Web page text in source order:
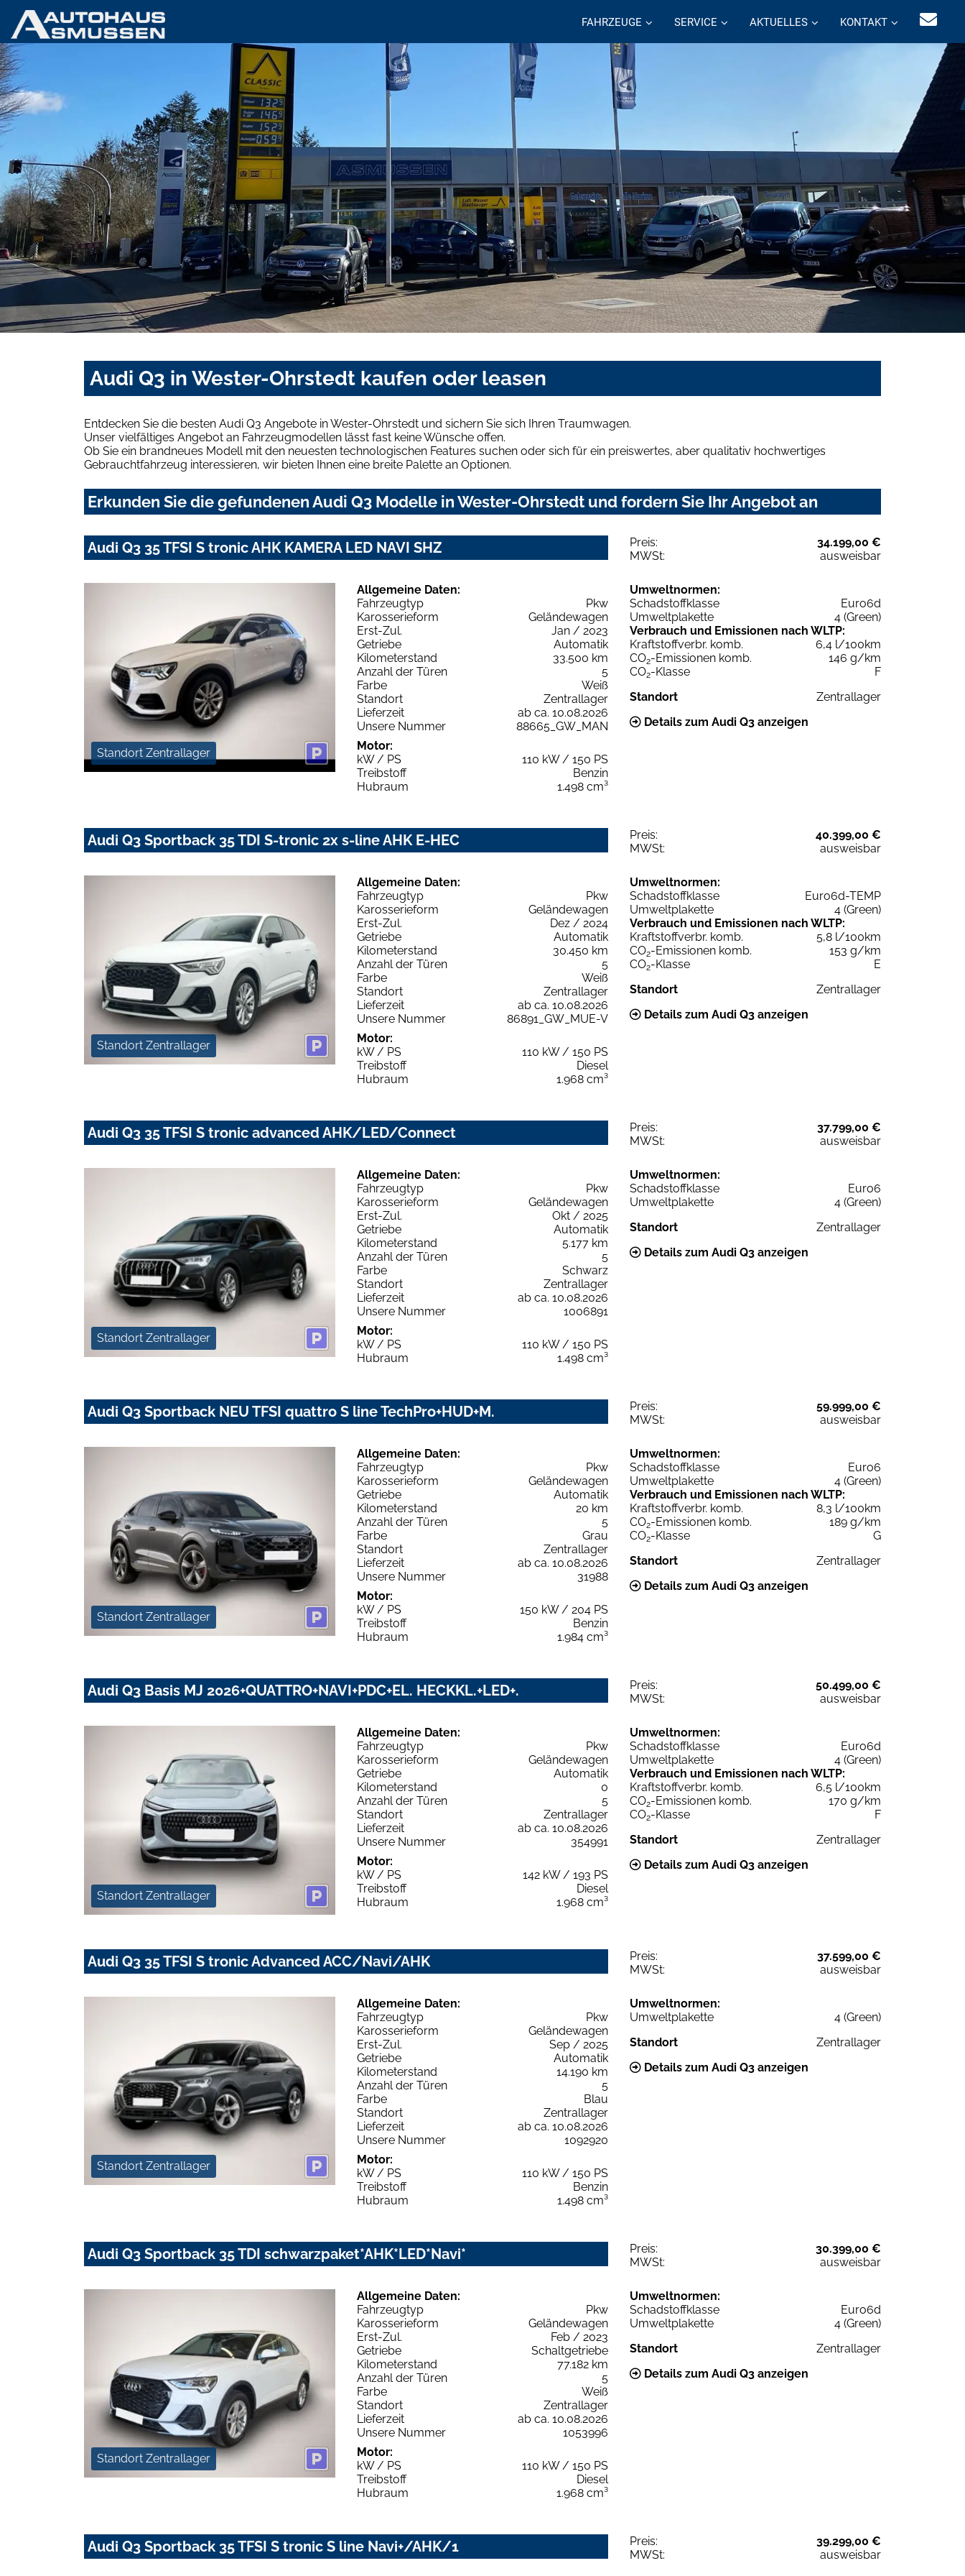
FAHRZEUGE SERVICE AKTUELLES KONTAKT
Audi Q3 in Wester-Ohrstedt kaufen oder leasen
Entdecken Sie die besten Audi Q3 Angebote in Wester-Ohrstedt und sichern Sie sich Ihren Traumwagen.
Unser vielfältiges Angebot an Fahrzeugmodellen lässt fast keine Wünsche offen.
Ob Sie ein brandneues Modell mit den neuesten technologischen Features suchen oder sich für ein preiswertes, aber qualitativ hochwertiges
Gebrauchtfahrzeug interessieren, wir bieten Ihnen eine breite Palette an Optionen.
Erkunden Sie die gefundenen Audi Q3 Modelle in Wester-Ohrstedt und fordern Sie Ihr Angebot an
Audi Q3 35 TFSI S tronic AHK KAMERA LED NAVI SHZ Preis:
34.199,00 €
MWSt:
ausweisbar
Standort Zentrallager
Allgemeine Daten:
Fahrzeugtyp
Pkw
Karosserieform
Geländewagen
Erst-Zul.
Jan / 2023
Getriebe
Automatik
Kilometerstand
33.500 km
Anzahl der Türen
5
Farbe
Weiß
Standort
Zentrallager
Lieferzeit
ab ca. 10.08.2026
Unsere Nummer
88665_GW_MAN
Motor:
kW / PS
110 kW / 150 PS
Treibstoff
Benzin
Hubraum
1.498 cm³
Umweltnormen:
Schadstoffklasse
Euro6d
Umweltplakette
4 (Green)
Verbrauch und Emissionen nach WLTP:
Kraftstoffverbr. komb.
6,4 l/100km
CO2-Emissionen komb.
146 g/km
CO2-Klasse
F
Standort
Zentrallager
Details zum Audi Q3 anzeigen
Audi Q3 Sportback 35 TDI S-tronic 2x s-line AHK E-HEC Preis:
40.399,00 €
MWSt:
ausweisbar
Standort Zentrallager
Allgemeine Daten:
Fahrzeugtyp
Pkw
Karosserieform
Geländewagen
Erst-Zul.
Dez / 2024
Getriebe
Automatik
Kilometerstand
30.450 km
Anzahl der Türen
5
Farbe
Weiß
Standort
Zentrallager
Lieferzeit
ab ca. 10.08.2026
Unsere Nummer
86891_GW_MUE-V
Motor:
kW / PS
110 kW / 150 PS
Treibstoff
Diesel
Hubraum
1.968 cm³
Umweltnormen:
Schadstoffklasse
Euro6d-TEMP
Umweltplakette
4 (Green)
Verbrauch und Emissionen nach WLTP:
Kraftstoffverbr. komb.
5,8 l/100km
CO2-Emissionen komb.
153 g/km
CO2-Klasse
E
Standort
Zentrallager
Details zum Audi Q3 anzeigen
Audi Q3 35 TFSI S tronic advanced AHK/LED/Connect Preis:
37.799,00 €
MWSt:
ausweisbar
Standort Zentrallager
Allgemeine Daten:
Fahrzeugtyp
Pkw
Karosserieform
Geländewagen
Erst-Zul.
Okt / 2025
Getriebe
Automatik
Kilometerstand
5.177 km
Anzahl der Türen
5
Farbe
Schwarz
Standort
Zentrallager
Lieferzeit
ab ca. 10.08.2026
Unsere Nummer
1006891
Motor:
kW / PS
110 kW / 150 PS
Hubraum
1.498 cm³
Umweltnormen:
Schadstoffklasse
Euro6
Umweltplakette
4 (Green)
Standort
Zentrallager
Details zum Audi Q3 anzeigen
Audi Q3 Sportback NEU TFSI quattro S line TechPro+HUD+M. Preis:
59.999,00 €
MWSt:
ausweisbar
Standort Zentrallager
Allgemeine Daten:
Fahrzeugtyp
Pkw
Karosserieform
Geländewagen
Getriebe
Automatik
Kilometerstand
20 km
Anzahl der Türen
5
Farbe
Grau
Standort
Zentrallager
Lieferzeit
ab ca. 10.08.2026
Unsere Nummer
31988
Motor:
kW / PS
150 kW / 204 PS
Treibstoff
Benzin
Hubraum
1.984 cm³
Umweltnormen:
Schadstoffklasse
Euro6
Umweltplakette
4 (Green)
Verbrauch und Emissionen nach WLTP:
Kraftstoffverbr. komb.
8,3 l/100km
CO2-Emissionen komb.
189 g/km
CO2-Klasse
G
Standort
Zentrallager
Details zum Audi Q3 anzeigen
Audi Q3 Basis MJ 2026+QUATTRO+NAVI+PDC+EL. HECKKL.+LED+. Preis:
50.499,00 €
MWSt:
ausweisbar
Standort Zentrallager
Allgemeine Daten:
Fahrzeugtyp
Pkw
Karosserieform
Geländewagen
Getriebe
Automatik
Kilometerstand
0
Anzahl der Türen
5
Standort
Zentrallager
Lieferzeit
ab ca. 10.08.2026
Unsere Nummer
354991
Motor:
kW / PS
142 kW / 193 PS
Treibstoff
Diesel
Hubraum
1.968 cm³
Umweltnormen:
Schadstoffklasse
Euro6d
Umweltplakette
4 (Green)
Verbrauch und Emissionen nach WLTP:
Kraftstoffverbr. komb.
6,5 l/100km
CO2-Emissionen komb.
170 g/km
CO2-Klasse
F
Standort
Zentrallager
Details zum Audi Q3 anzeigen
Audi Q3 35 TFSI S tronic Advanced ACC/Navi/AHK Preis:
37.599,00 €
MWSt:
ausweisbar
Standort Zentrallager
Allgemeine Daten:
Fahrzeugtyp
Pkw
Karosserieform
Geländewagen
Erst-Zul.
Sep / 2025
Getriebe
Automatik
Kilometerstand
14.190 km
Anzahl der Türen
5
Farbe
Blau
Standort
Zentrallager
Lieferzeit
ab ca. 10.08.2026
Unsere Nummer
1092920
Motor:
kW / PS
110 kW / 150 PS
Treibstoff
Benzin
Hubraum
1.498 cm³
Umweltnormen:
Umweltplakette
4 (Green)
Standort
Zentrallager
Details zum Audi Q3 anzeigen
Audi Q3 Sportback 35 TDI schwarzpaket*AHK*LED*Navi* Preis:
30.399,00 €
MWSt:
ausweisbar
Standort Zentrallager
Allgemeine Daten:
Fahrzeugtyp
Pkw
Karosserieform
Geländewagen
Erst-Zul.
Feb / 2023
Getriebe
Schaltgetriebe
Kilometerstand
77.182 km
Anzahl der Türen
5
Farbe
Weiß
Standort
Zentrallager
Lieferzeit
ab ca. 10.08.2026
Unsere Nummer
1053996
Motor:
kW / PS
110 kW / 150 PS
Treibstoff
Diesel
Hubraum
1.968 cm³
Umweltnormen:
Schadstoffklasse
Euro6d
Umweltplakette
4 (Green)
Standort
Zentrallager
Details zum Audi Q3 anzeigen
Audi Q3 Sportback 35 TFSI S tronic S line Navi+/AHK/1 Preis:
39.299,00 €
MWSt:
ausweisbar